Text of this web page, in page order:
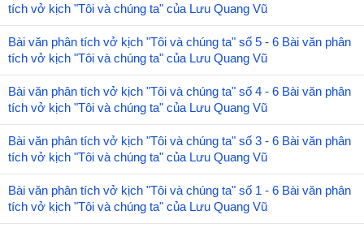
tích vở kịch "Tôi và chúng ta" của Lưu Quang Vũ
Bài văn phân tích vở kịch "Tôi và chúng ta" số 5 - 6 Bài văn phân
tích vở kịch "Tôi và chúng ta" của Lưu Quang Vũ
Bài văn phân tích vở kịch "Tôi và chúng ta" số 4 - 6 Bài văn phân
tích vở kịch "Tôi và chúng ta" của Lưu Quang Vũ
Bài văn phân tích vở kịch "Tôi và chúng ta" số 3 - 6 Bài văn phân
tích vở kịch "Tôi và chúng ta" của Lưu Quang Vũ
Bài văn phân tích vở kịch "Tôi và chúng ta" số 1 - 6 Bài văn phân
tích vở kịch "Tôi và chúng ta" của Lưu Quang Vũ